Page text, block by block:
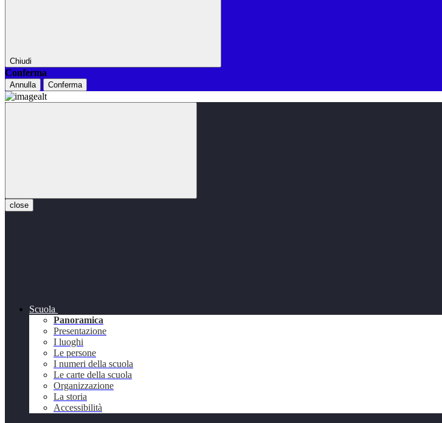
Chiudi
Conferma
Annulla Conferma
close
Scuola
Panoramica
Presentazione
I luoghi
Le persone
I numeri della scuola
Le carte della scuola
Organizzazione
La storia
Accessibilità